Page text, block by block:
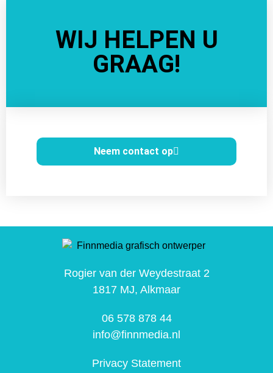
WIJ HELPEN U
GRAAG!
Neem contact op
Rogier van der Weydestraat 2
1817 MJ, Alkmaar
06 578 878 44
info@finnmedia.nl
Privacy Statement